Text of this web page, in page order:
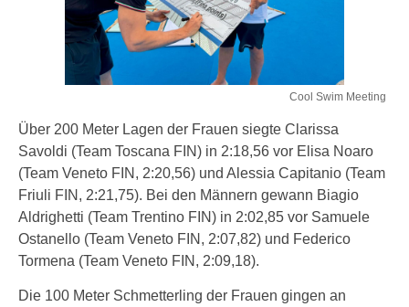
Cool Swim Meeting
Über 200 Meter Lagen der Frauen siegte Clarissa
Savoldi (Team Toscana FIN) in 2:18,56 vor Elisa Noaro
(Team Veneto FIN, 2:20,56) und Alessia Capitanio (Team
Friuli FIN, 2:21,75). Bei den Männern gewann Biagio
Aldrighetti (Team Trentino FIN) in 2:02,85 vor Samuele
Ostanello (Team Veneto FIN, 2:07,82) und Federico
Tormena (Team Veneto FIN, 2:09,18).
Die 100 Meter Schmetterling der Frauen gingen an